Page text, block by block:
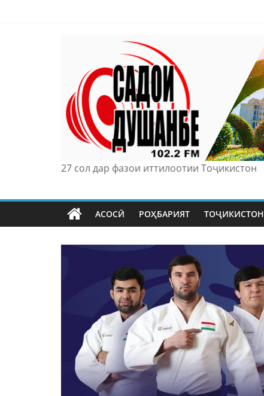
27 сол дар фазои иттилоотии Тоҷикистон
АСОСӢ РОҲБАРИЯТ ТОҶИКИСТОН